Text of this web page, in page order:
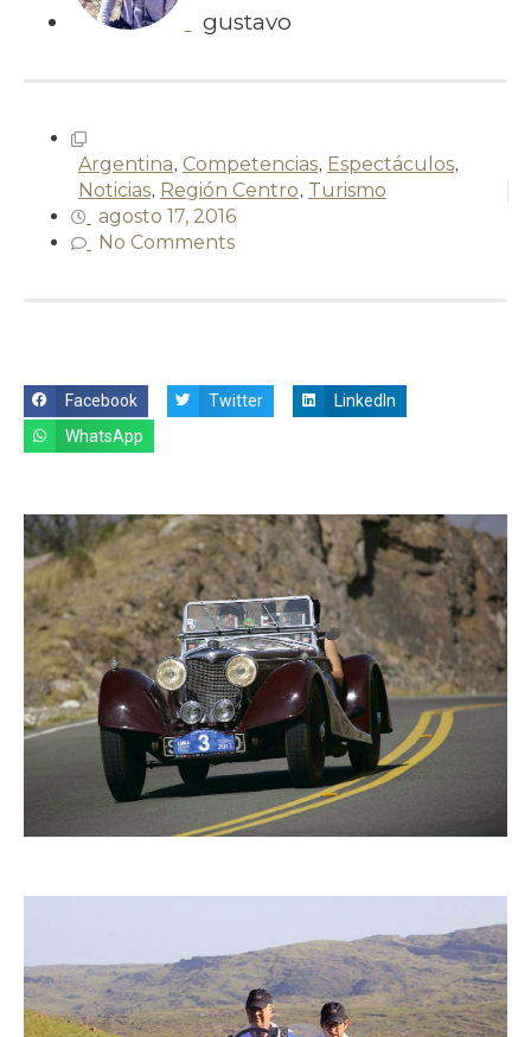
gustavo
Argentina, Competencias, Espectáculos,
Noticias, Región Centro, Turismo
agosto 17, 2016
No Comments
Facebook Twitter
LinkedIn
WhatsApp